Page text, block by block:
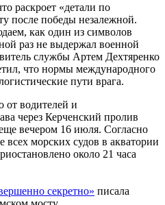
раскроет «детали по
после победы незалежной.
как один из символов
раз не выдержал военной
службы Артем Дехтяренко
что нормы международного
пути врага.
от водителей и
через Керченский пролив
вечером 16 июля. Согласно
морских судов в акватории
около 21 часа
секретно» писала